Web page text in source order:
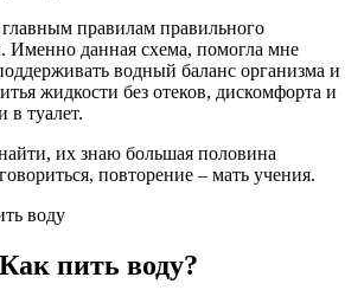
правилам правильного
Именно данная схема, помогла мне
водный баланс организма и
жидкости без отеков, дискомфорта и
в туалет.
их знаю большая половина
повторение – мать учения.
Как пить воду?